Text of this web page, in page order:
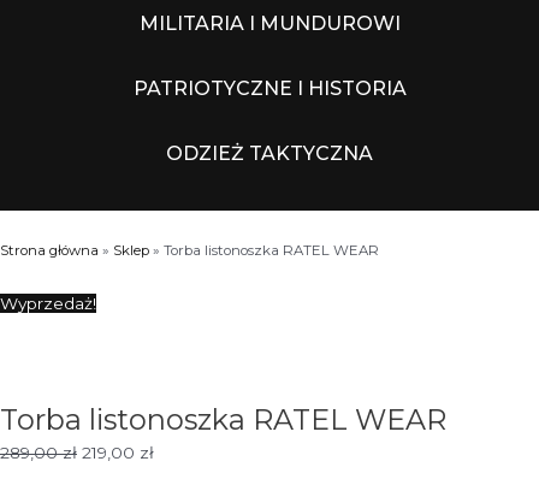
MILITARIA I MUNDUROWI
PATRIOTYCZNE I HISTORIA
ODZIEŻ TAKTYCZNA
Strona główna » Sklep » Torba listonoszka RATEL WEAR
Wyprzedaż!
Torba listonoszka RATEL WEAR
289,00zł Pierwotna
219,00 złAktualna